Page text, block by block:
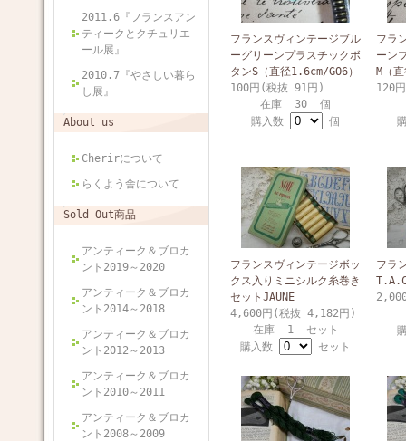
2011.6『フランスアン
ティークとクチュリエ
ール展』
2010.7『やさしい暮ら
し展』
About us
Cherirについて
らくよう舎について
Sold Out商品
アンティーク＆ブロカ
ント2019～2020
アンティーク＆ブロカ
ント2014～2018
アンティーク＆ブロカ
ント2012～2013
アンティーク＆ブロカ
ント2010～2011
アンティーク＆ブロカ
ント2008～2009
フランスヴィンテージブル
ーグリーンプラスチックボ
タンS（直径1.6cm/GO6）
100円(税抜 91円)
在庫 30 個
購入数
個
フラ
ーン
M（
120
フランスヴィンテージボッ
クス入りミニシルク糸巻き
セットJAUNE
4,600円(税抜 4,182円)
在庫 1 セット
購入数
セット
フラ